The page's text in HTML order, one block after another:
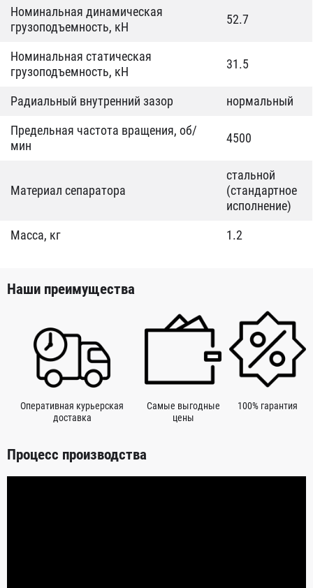
Номинальная динамическая
грузоподъемность, кН
52.7
Номинальная статическая
грузоподъемность, кН
31.5
Радиальный внутренний зазор
нормальный
Предельная частота вращения, об/
мин
4500
Материал сепаратора
стальной
(стандартное
исполнение)
Масса, кг
1.2
Наши преимущества
Оперативная курьерская
доставка
Самые выгодные
цены
100% гарантия
Процесс производства